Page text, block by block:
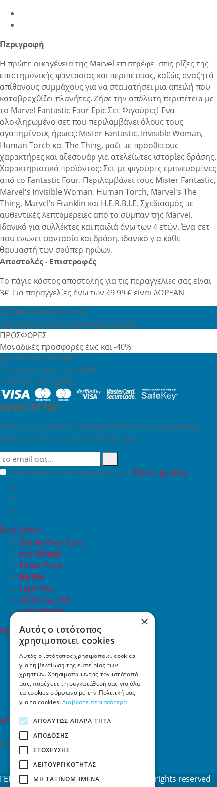
Περιγραφή
Η πρώτη οικογένεια της Marvel επιστρέφει στις ρίζες της
επιστημονικής φαντασίας και περιπέτειας, καθώς αναζητά
απίθανους συμμάχους για να σταματήσει μια απειλή που
καταβροχθίζει πλανήτες. Ζήσε την απόλυτη περιπέτεια με
το Marvel Fantastic Four Epic Σετ Φιγούρες! Ένα
ολοκληρωμένο σετ που περιλαμβάνει όλους τους
αγαπημένους ήρωες: Mister Fantastic, Invisible Woman,
Human Torch και The Thing, μαζί με πρόσθετους
χαρακτήρες και αξεσουάρ για ατελείωτες ιστορίες δράσης.
Χαρακτηριστικά προϊόντος: Σετ με φιγούρες εμπνευσμένες
από το Fantastic Four. Περιλαμβάνει τους Mister Fantastic,
Marvel's Invisible Woman, Human Torch, Marvel's The
Thing, Marvel's Franklin και H.E.R.B.I.E. Σχεδιασμός με
αυθεντικές λεπτομέρειες από το σύμπαν της Marvel.
Ιδανικό για συλλέκτες και παιδιά άνω των 4 ετών. Ένα σετ
που ενώνει φαντασία και δράση, ιδανικό για κάθε
θαυμαστή των σούπερ ηρώων.
Αποστολές - Επιστροφές
Το πάγιο κόστος αποστολής για τις παραγγελίες σας είναι
3€. Για παραγγελίες άνω των 49.99 € είναι ΔΩΡΕΑΝ.
ΕΚΤΙΜΩΜΕΝΟΣ ΧΡΟΝΟΣ
Παράδοσης 3 έως 6 εργάσιμες ημέρες
ΠΡΟΣΦΟΡΕΣ
Μοναδικές προσφορές έως και -40%
ΔΩΡΕΑΝ ΑΠΟΣΤΟΛΕΣ
Για Αγορές Άνω των 49,99€
ΤΡΟΠΟΙ ΠΛΗΡΩΜΗΣ
NEWSLETTER
Θέλεις να μη χάνεις προσφορά; Κάνε την εγγραφή σου
σήμερα στη λίστα του newsletter μας!
Έχω διαβάσει κι αποδέχομαι τουςΌρους χρήσης
Best Sellers
Disney Pixar Cars
Hot Wheels
Fisher Price
Barbie
Lego toys
ΔΩΡΑ έως 20€
ΠΡΟΣΦΟΡΕΣ
Εξυπηρέτηση Πελατών
Εξυπηρέτηση πελατών
Συχνές ερωτήσεις
Όροι χρήσης
Τρόποι Πληρωμής
Επιστροφές
Επικοινωνία
Επικοινωνία
Σκαλάνι, Ηράκλειο Κρήτης
2810731415
info[at]toys4u.gr
ΓΕΜΗ: 188101127000 © 2026
All rights reserved
×
Αυτός ο ιστότοπος
χρησιμοποιεί cookies
Αυτός ο ιστότοπος χρησιμοποιεί cookies
για τη βελτίωση της εμπειρίας των
χρηστών. Χρησιμοποιώντας τον ιστότοπό
μας, παρέχετε τη συγκατάθεσή σας για όλα
τα cookies σύμφωνα με την Πολιτική μας
για τα cookies. Διαβάστε περισσότερα
ΑΠΟΛΎΤΩΣ ΑΠΑΡΑΊΤΗΤΑ
ΑΠΌΔΟΣΗΣ
ΣΤΌΧΕΥΣΗΣ
ΛΕΙΤΟΥΡΓΙΚΌΤΗΤΑΣ
ΜΗ ΤΑΞΙΝΟΜΗΜΈΝΑ